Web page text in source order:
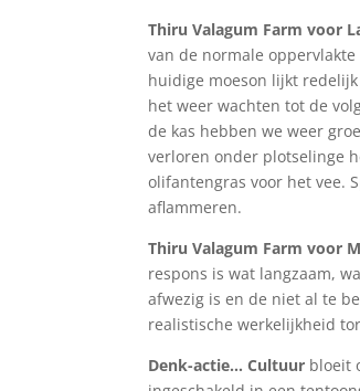
Thiru Valagum Farm voor
van de normale
huidige moeson lijkt
het weer wachten tot de
de kas hebben we weer
verloren onder plotselinge
olifantengras voor het vee.
aflammeren.
Thiru Valagum Farm voor
respons is wat langzaam,
afwezig is en de niet al te
realistische werkelijkheid
Denk-actie… Cultuur bloeit